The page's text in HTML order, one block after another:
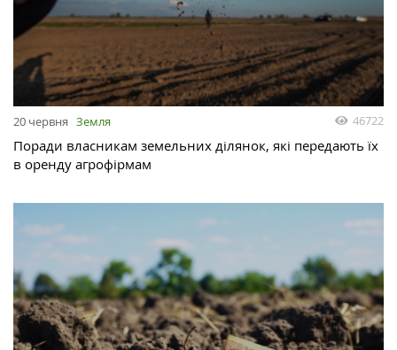
20 червня Земля 46722
Поради власникам земельних ділянок, які передають їх
в оренду агрофірмам